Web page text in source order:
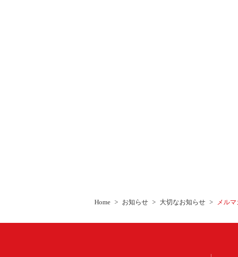
Home お知らせ 大切なお知らせ メル